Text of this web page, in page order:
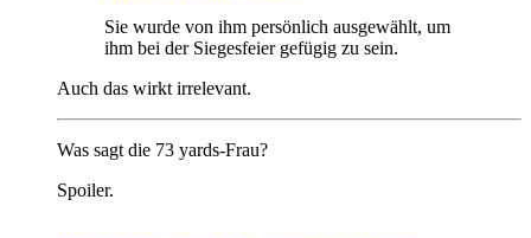
Sie wurde von ihm persönlich ausgewählt, um
ihm bei der Siegesfeier gefügig zu sein.
Auch das wirkt irrelevant.
Was sagt die 73 yards-Frau?
Spoiler.